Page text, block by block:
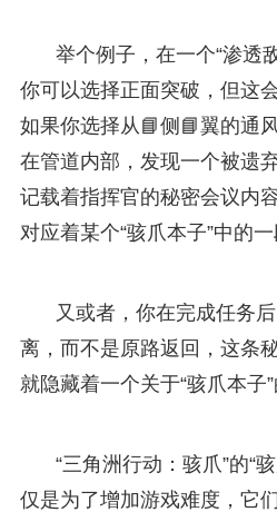
举个例子，在一个“渗透
你可以选择正面突破，但这
如果你选择从📘侧📘翼的通
在管道内部，发现一个被遗
记载着指挥官的秘密会议内
对应着某个“骇爪本子”中的一
又或者，你在完成任务
离，而不是原路返回，这条
就隐藏着一个关于“骇爪本子”
“三角洲行动：骇爪”的“
仅是为了增加游戏难度，它